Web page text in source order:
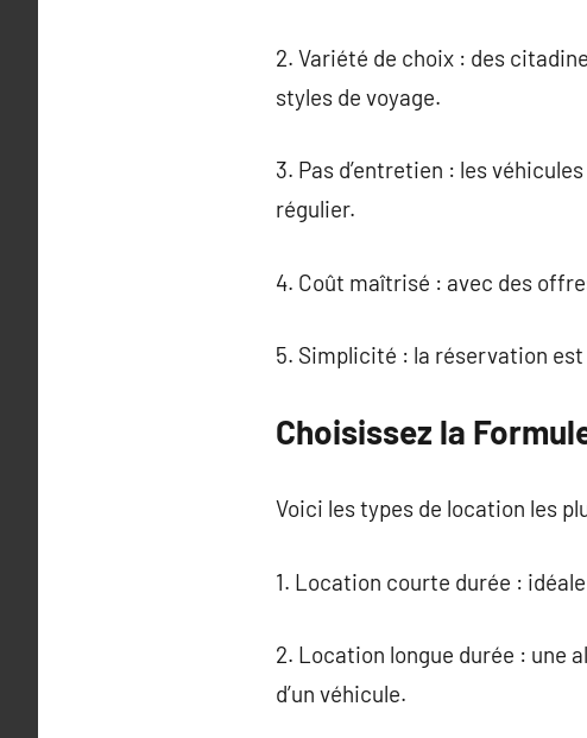
2. Variété de choix : des
styles de voyage.
3. Pas d’entretien : les
régulier.
4. Coût maîtrisé : avec des
5. Simplicité : la réservation
Choisissez la
Voici les types de location les
1. Location courte durée :
2. Location longue durée : une
d’un véhicule.